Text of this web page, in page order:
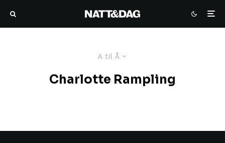
A til Å
Charlotte Rampling